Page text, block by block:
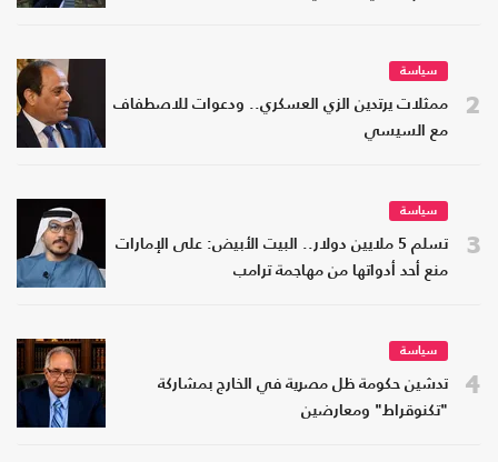
2
سياسة
ممثلات يرتدين الزي العسكري.. ودعوات للاصطفاف
مع السيسي
3
سياسة
تسلم 5 ملايين دولار.. البيت الأبيض: على الإمارات
منع أحد أدواتها من مهاجمة ترامب
4
سياسة
تدشين حكومة ظل مصرية في الخارج بمشاركة
"تكنوقراط" ومعارضين